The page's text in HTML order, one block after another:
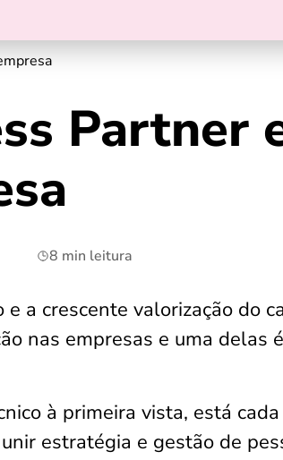
Partner
8 min leitura
a crescente valorização do
nas empresas e uma delas
à primeira vista, está
estratégia e gestão de